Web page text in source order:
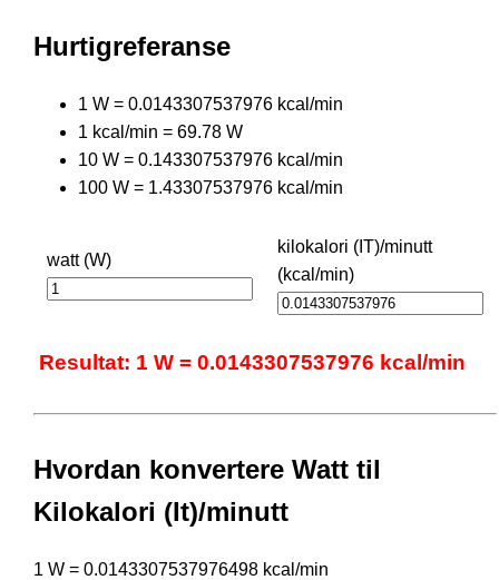
Hurtigreferanse
1 W = 0.0143307537976 kcal/min
1 kcal/min = 69.78 W
10 W = 0.143307537976 kcal/min
100 W = 1.43307537976 kcal/min
watt (W)
kilokalori (IT)/minutt
(kcal/min)
Resultat: 1 W = 0.0143307537976 kcal/min
Hvordan konvertere Watt til
Kilokalori (It)/minutt
1 W = 0.0143307537976498 kcal/min